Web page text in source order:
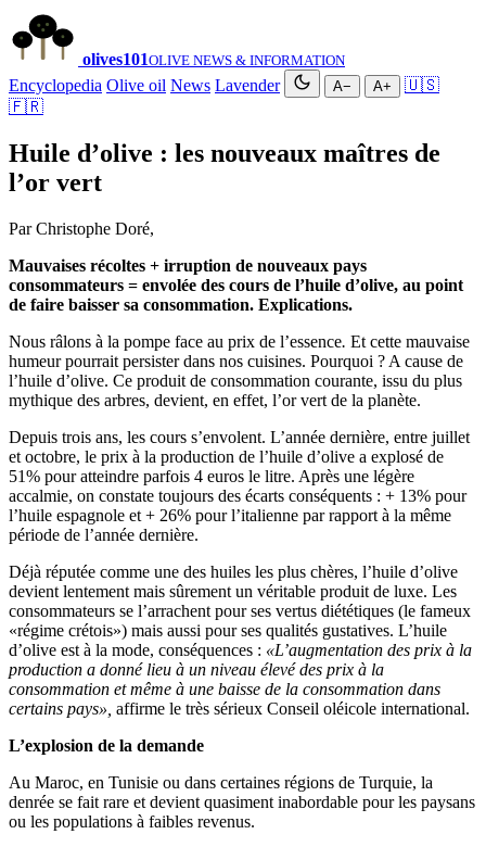
olives101OLIVE NEWS & INFORMATION
Encyclopedia Olive oil News Lavender A− A+
🇺🇸
🇫🇷
Huile d’olive : les nouveaux maîtres de
l’or vert
Par Christophe Doré,
Mauvaises récoltes + irruption de nouveaux pays
consommateurs = envolée des cours de l’huile d’olive, au point
de faire baisser sa consommation. Explications.
Nous râlons à la pompe face au prix de l’essence. Et cette mauvaise
humeur pourrait persister dans nos cuisines. Pourquoi ? A cause de
l’huile d’olive. Ce produit de consommation courante, issu du plus
mythique des arbres, devient, en effet, l’or vert de la planète.
Depuis trois ans, les cours s’envolent. L’année dernière, entre juillet
et octobre, le prix à la production de l’huile d’olive a explosé de
51% pour atteindre parfois 4 euros le litre. Après une légère
accalmie, on constate toujours des écarts conséquents : + 13% pour
l’huile espagnole et + 26% pour l’italienne par rapport à la même
période de l’année dernière.
Déjà réputée comme une des huiles les plus chères, l’huile d’olive
devient lentement mais sûrement un véritable produit de luxe. Les
consommateurs se l’arrachent pour ses vertus diététiques (le fameux
«régime crétois») mais aussi pour ses qualités gustatives. L’huile
d’olive est à la mode, conséquences : «L’augmentation des prix à la
production a donné lieu à un niveau élevé des prix à la
consommation et même à une baisse de la consommation dans
certains pays», affirme le très sérieux Conseil oléicole international.
L’explosion de la demande
Au Maroc, en Tunisie ou dans certaines régions de Turquie, la
denrée se fait rare et devient quasiment inabordable pour les paysans
ou les populations à faibles revenus.